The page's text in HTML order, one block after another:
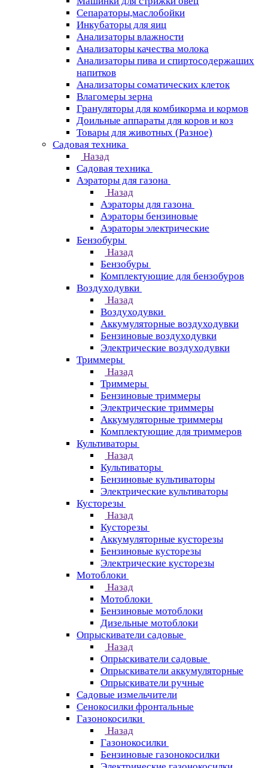
Сепараторы,маслобойки
Инкубаторы для яиц
Анализаторы влажности
Анализаторы качества молока
Анализаторы пива и спиртосодержащих
напитков
Анализаторы соматических клеток
Влагомеры зерна
Грануляторы для комбикорма и кормов
Доильные аппараты для коров и коз
Товары для животных (Разное)
Садовая техника
Назад
Садовая техника
Аэраторы для газона
Назад
Аэраторы для газона
Аэраторы бензиновые
Аэраторы электрические
Бензобуры
Назад
Бензобуры
Комплектующие для бензобуров
Воздуходувки
Назад
Воздуходувки
Аккумуляторные воздуходувки
Бензиновые воздуходувки
Электрические воздуходувки
Триммеры
Назад
Триммеры
Бензиновые триммеры
Электрические триммеры
Аккумуляторные триммеры
Комплектующие для триммеров
Культиваторы
Назад
Культиваторы
Бензиновые культиваторы
Электрические культиваторы
Кусторезы
Назад
Кусторезы
Аккумуляторные кусторезы
Бензиновые кусторезы
Электрические кусторезы
Мотоблоки
Назад
Мотоблоки
Бензиновые мотоблоки
Дизельные мотоблоки
Опрыскиватели садовые
Назад
Опрыскиватели садовые
Опрыскиватели аккумуляторные
Опрыскиватели ручные
Садовые измельчители
Сенокосилки фронтальные
Газонокосилки
Назад
Газонокосилки
Бензиновые газонокосилки